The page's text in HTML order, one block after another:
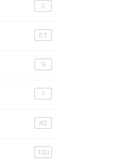
8
63
9
1
48
180